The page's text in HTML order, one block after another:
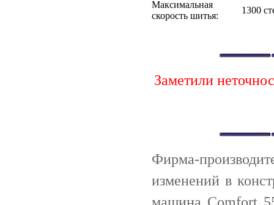
Максимальная
скорость шитья:
1300
Заметили
Фирма-
изменений в